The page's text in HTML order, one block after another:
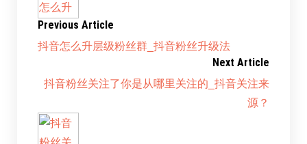
Previous Article
抖音怎么升层级粉丝群_抖音粉丝升级法
Next Article
抖音粉丝关注了你是从哪里关注的_抖音关注来
源？